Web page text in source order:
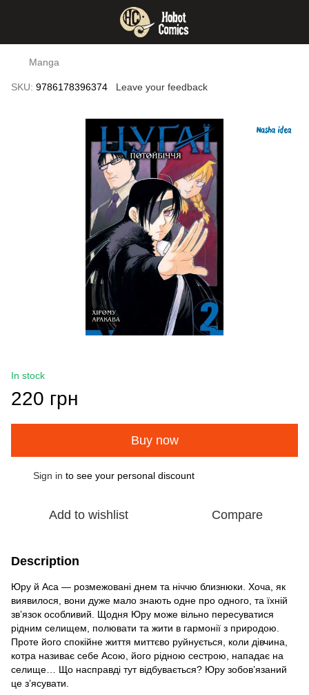
Manga
SKU: 9786178396374 Leave your feedback
In stock
220 грн
Buy now
Sign in to see your personal discount
Add to wishlist Compare
Description
Юру й Аса — розмежовані днем та ніччю близнюки. Хоча, як
виявилося, вони дуже мало знають одне про одного, та їхній
зв’язок особливий. Щодня Юру може вільно пересуватися
рідним селищем, полювати та жити в гармонії з природою.
Проте його спокійне життя миттєво руйнується, коли дівчина,
котра називає себе Асою, його рідною сестрою, нападає на
селище… Що насправді тут відбувається? Юру зобов’язаний
це з’ясувати.